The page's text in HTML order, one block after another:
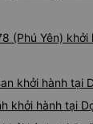
(Phú Yên) khởi
khởi hành tại
khởi hành tại